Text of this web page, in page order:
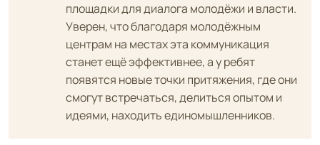
площадки для диалога молодёжи и власти.
Уверен, что благодаря молодёжным
центрам на местах эта коммуникация
станет ещё эффективнее, а у ребят
появятся новые точки притяжения, где они
смогут встречаться, делиться опытом и
идеями, находить единомышленников.